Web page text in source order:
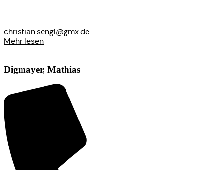
christian.sengl@gmx.de
Mehr lesen
Digmayer, Mathias